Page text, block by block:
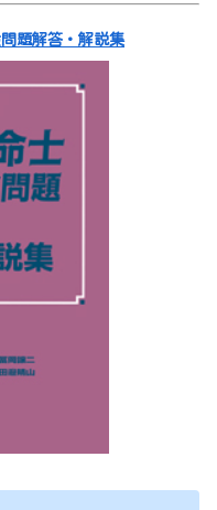
題解答・解説集